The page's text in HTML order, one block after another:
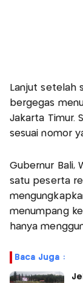
Lanjut setelah
bergegas
Jakarta Timur.
sesuai nomor
Gubernur Bali,
satu peserta
menumpang
hanya
Baca Juga :